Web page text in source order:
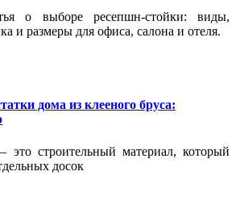
о выборе ресепшн-стойки: виды,
и размеры для офиса, салона и отеля.
дома из клееного бруса:
строительный материал, который
досок